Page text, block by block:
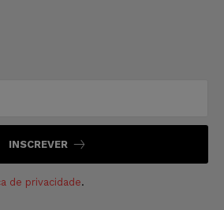
INSCREVER
de privacidade.